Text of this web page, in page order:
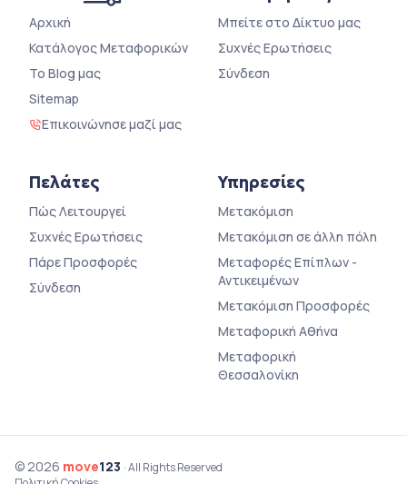
Αρχική
Κατάλογος Μεταφορικών
Το Blog μας
Sitemap
Επικοινώνησε μαζί μας
Μπείτε στο Δίκτυο μας
Συχνές Ερωτήσεις
Σύνδεση
Πελάτες
Πώς Λειτουργεί
Συχνές Ερωτήσεις
Πάρε Προσφορές
Σύνδεση
Υπηρεσίες
Μετακόμιση
Μετακόμιση σε άλλη πόλη
Μεταφορές Επίπλων -
Αντικειμένων
Μετακόμιση Προσφορές
Μεταφορική Αθήνα
Μεταφορική
Θεσσαλονίκη
© 2026 move123 · All Rights Reserved